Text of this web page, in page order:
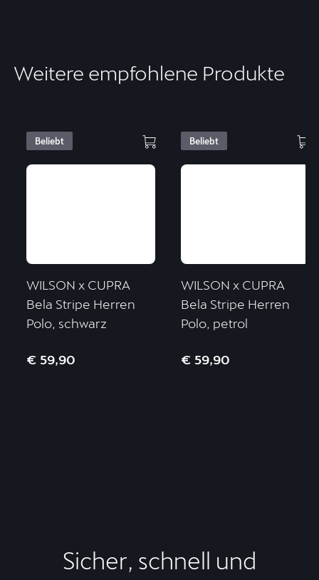
Weitere empfohlene Produkte
Beliebt
WILSON x CUPRA
Bela Stripe Herren
Polo, schwarz
€ 59,90
Beliebt
WILSON x CUPRA
Bela Stripe Herren
Polo, petrol
€ 59,90
Sicher, schnell und